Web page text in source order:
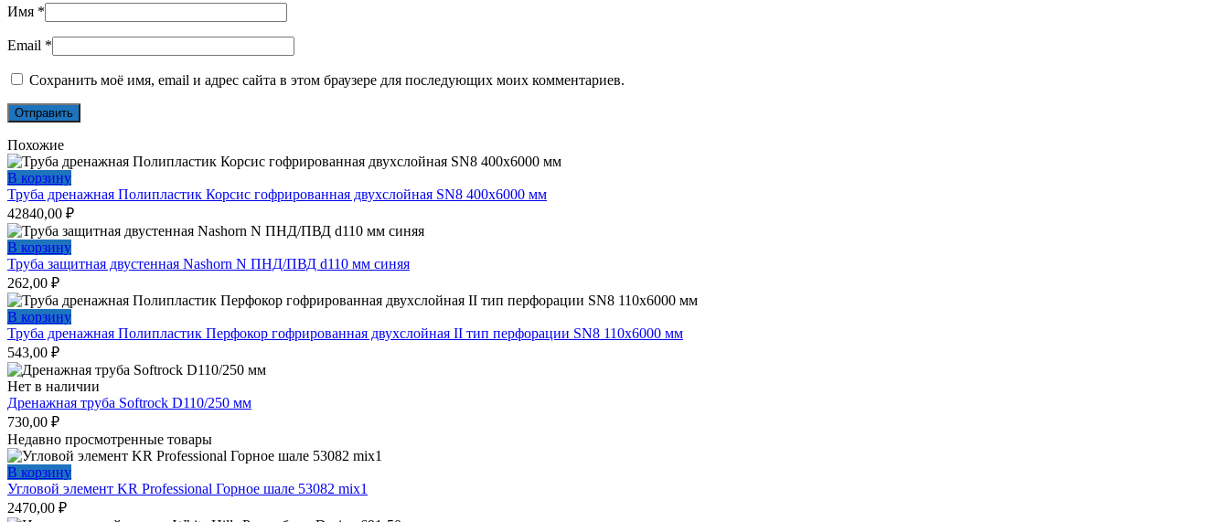
Имя *
Email *
Сохранить моё имя, email и адрес сайта в этом браузере для последующих моих комментариев.
Похожие
В корзину
Труба дренажная Полипластик Корсис гофрированная двухслойная SN8 400х6000 мм
42840,00 ₽
В корзину
Труба защитная двустенная Nashorn N ПНД/ПВД d110 мм синяя
262,00 ₽
В корзину
Труба дренажная Полипластик Перфокор гофрированная двухслойная II тип перфорации SN8 110х6000 мм
543,00 ₽
Нет в наличии
Дренажная труба Softrock D110/250 мм
730,00 ₽
Недавно просмотренные товары
В корзину
Угловой элемент KR Professional Горное шале 53082 mix1
2470,00 ₽